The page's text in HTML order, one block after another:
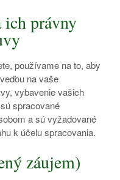
ich právny
používame na to, aby
na vaše
vybavenie vašich
spracované
a sú vyžadované
k účelu spracovania.
záujem)